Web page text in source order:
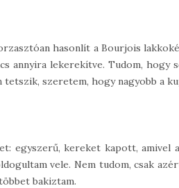
hasonlít a Bourjois
annyira lekerekítve. Tudom,
szeretem, hogy nagyobb a
egyszerű, kereket kapott, amivel
vele. Nem tudom, csak
bakiztam.